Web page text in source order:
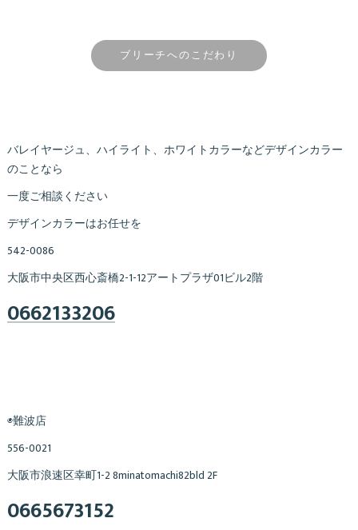
ブリーチへのこだわり
バレイヤージュ、ハイライト、ホワイトカラーなどデザインカラー
のことなら
一度ご相談ください
デザインカラーはお任せを
542-0086
大阪市中央区西心斎橋2-1-12アートプラザ01ビル2階
0662133206
◉難波店
556-0021
大阪市浪速区幸町1-2 8minatomachi82bld 2F
0665673152